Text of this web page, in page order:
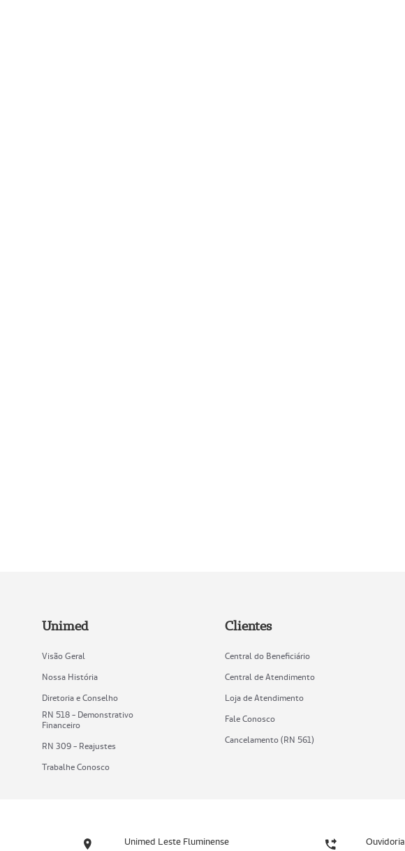
Unimed
Visão Geral
Nossa História
Diretoria e Conselho
RN 518 - Demonstrativo
Financeiro
RN 309 - Reajustes
Trabalhe Conosco
Clientes
Central do Beneficiário
Central de Atendimento
Loja de Atendimento
Fale Conosco
Cancelamento (RN 561)
Unimed Leste Fluminense Ouvidoria